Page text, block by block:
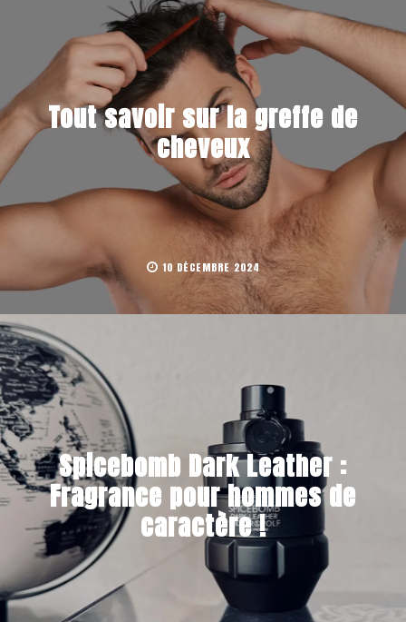
Tout savoir sur la greffe de
cheveux
10 DÉCEMBRE 2024
Spicebomb Dark Leather :
Fragrance pour hommes de
caractère !